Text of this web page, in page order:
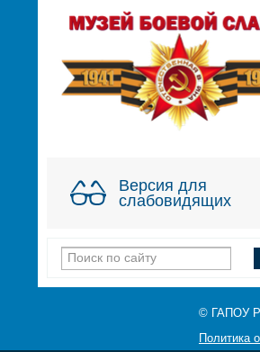
Версия для
слабовидящих
© ГАПОУ
Политика